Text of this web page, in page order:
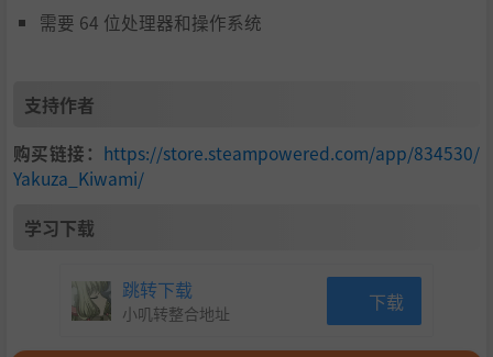
需要 64 位处理器和操作系统
支持作者
购买链接： https://store.steampowered.com/app/834530/
Yakuza_Kiwami/
学习下载
跳转下载
小叽转整合地址 下载